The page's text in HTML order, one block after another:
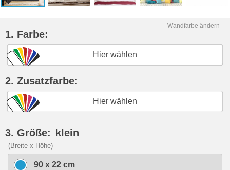
Wandfarbe ändern
1. Farbe:
Hier wählen
2. Zusatzfarbe:
Hier wählen
3. Größe: klein
(Breite x Höhe)
90 x 22 cm